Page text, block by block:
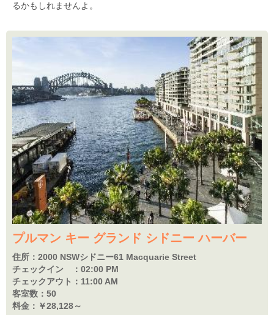
るかもしれませんよ。
プルマン キー グランド シドニー ハーバー
住所： 2000 NSWシドニー61 Macquarie Street
チェックイン ： 02:00 PM
チェックアウト： 11:00 AM
客室数： 50
料金： ￥28,128～